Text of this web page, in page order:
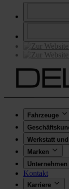
Fahrzeuge
Werkstatt
Marken
Unternehmen
Kontakt
Karriere